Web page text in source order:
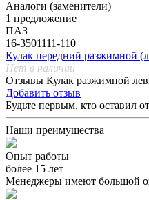
Аналоги (заменители)
1 предложение
ПАЗ
16-3501111-110
Кулак передний разжимной
Нет в наличии
Отзывы Кулак разжимной
Добавить отзыв
Будьте первым, кто оставил
Наши преимущества
Опыт работы
более 15 лет
Менеджеры имеют большой